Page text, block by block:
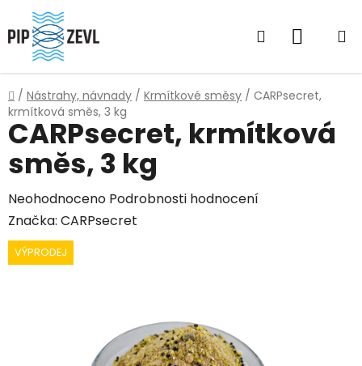
Přejít
na
obsah
Hledat
Domů
/ Nástrahy, návnady / Krmítkové směsy / CARPsecret,
krmítková směs, 3 kg
CARPsecret, krmítková
směs, 3 kg
Průměrné
hodnocení
produktu
je
Neohodnoceno Podrobnosti hodnocení
Značka: CARPsecret
VÝPRODEJ